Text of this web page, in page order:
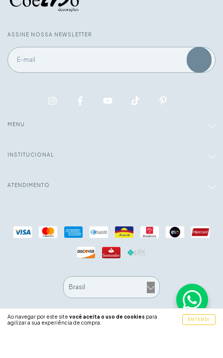
Ao navegar por este site você aceita o uso de cookies para
agilizar a sua experiência de compra.
ENTENDI
ASSINE NOSSA NEWSLETTER
MENU
INSTITUCIONAL
ATENDIMENTO